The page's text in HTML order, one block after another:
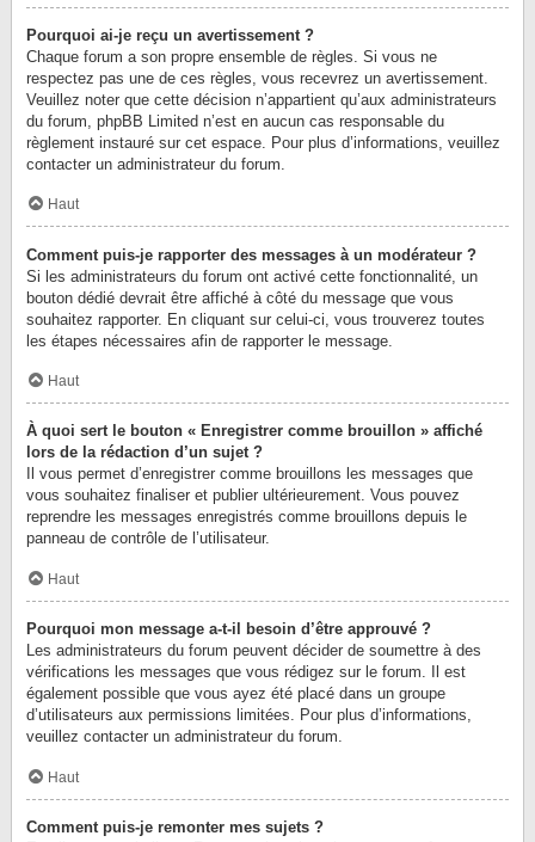
Pourquoi ai-je reçu un avertissement ?
Chaque forum a son propre ensemble de règles. Si vous ne
respectez pas une de ces règles, vous recevrez un avertissement.
Veuillez noter que cette décision n’appartient qu’aux administrateurs
du forum, phpBB Limited n’est en aucun cas responsable du
règlement instauré sur cet espace. Pour plus d’informations, veuillez
contacter un administrateur du forum.
Haut
Comment puis-je rapporter des messages à un modérateur ?
Si les administrateurs du forum ont activé cette fonctionnalité, un
bouton dédié devrait être affiché à côté du message que vous
souhaitez rapporter. En cliquant sur celui-ci, vous trouverez toutes
les étapes nécessaires afin de rapporter le message.
Haut
À quoi sert le bouton « Enregistrer comme brouillon » affiché
lors de la rédaction d’un sujet ?
Il vous permet d’enregistrer comme brouillons les messages que
vous souhaitez finaliser et publier ultérieurement. Vous pouvez
reprendre les messages enregistrés comme brouillons depuis le
panneau de contrôle de l’utilisateur.
Haut
Pourquoi mon message a-t-il besoin d’être approuvé ?
Les administrateurs du forum peuvent décider de soumettre à des
vérifications les messages que vous rédigez sur le forum. Il est
également possible que vous ayez été placé dans un groupe
d’utilisateurs aux permissions limitées. Pour plus d’informations,
veuillez contacter un administrateur du forum.
Haut
Comment puis-je remonter mes sujets ?